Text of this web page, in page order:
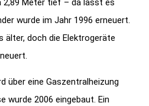
2,89 Meter tief – da lässt es
wurde im Jahr 1996 erneuert.
älter, doch die Elektrogeräte
über eine Gaszentralheizung
wurde 2006 eingebaut. Ein